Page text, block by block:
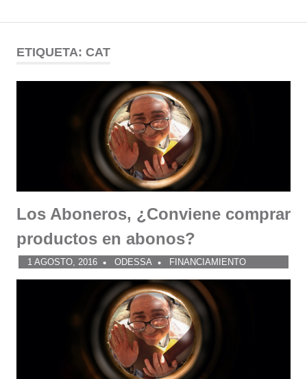
contenido
Comunidad
ODESSA
ETIQUETA: CAT
Los Aboneros, ¿Conviene comprar
productos en abonos?
1 AGOSTO, 2016 ODESSA FINANCIAMIENTO